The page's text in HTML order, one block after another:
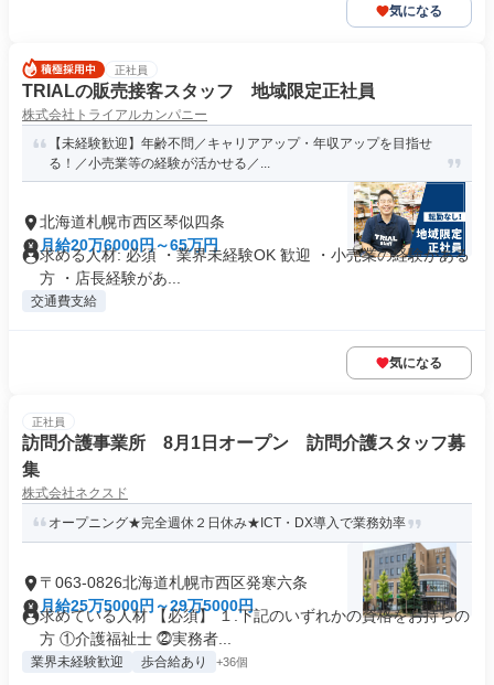
気になる
正社員
TRIALの販売接客スタッフ 地域限定正社員
株式会社トライアルカンパニー
【未経験歓迎】年齢不問／キャリアアップ・年収アップを目指せ
る！／小売業等の経験が活かせる／...
北海道札幌市西区琴似四条
月給20万6000円～65万円
求める人材: 必須 ・業界未経験OK 歓迎 ・小売業の経験がある
方 ・店長経験があ...
交通費支給
気になる
正社員
訪問介護事業所 8月1日オープン 訪問介護スタッフ募
集
株式会社ネクスド
オープニング★完全週休２日休み★ICT・DX導入で業務効率
〒063-0826北海道札幌市西区発寒六条
月給25万5000円～29万5000円
求めている人材 【必須】 １.下記のいずれかの資格をお持ちの
方 ①介護福祉士 ⓶実務者...
業界未経験歓迎 歩合給あり +36個